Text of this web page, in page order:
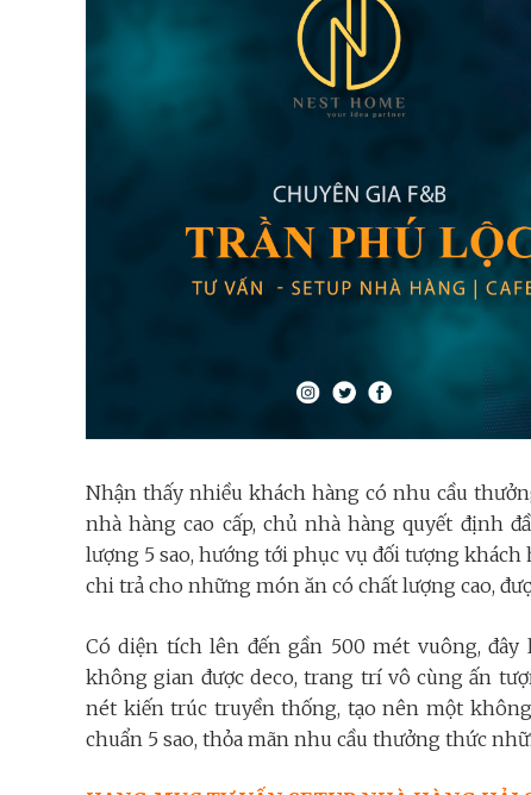
Nhận thấy nhiều khách hàng có nhu cầu
nhà hàng cao cấp, chủ nhà hàng quyết định
lượng 5 sao, hướng tới phục vụ đối tượng khách
chi trả cho những món ăn có chất lượng cao,
Có diện tích lên đến gần 500 mét vuông,
không gian được deco, trang trí vô cùng ấn
nét kiến trúc truyền thống, tạo nên một
chuẩn 5 sao, thỏa mãn nhu cầu thưởng thức